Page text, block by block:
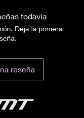
todavía
Deja la primera
reseña